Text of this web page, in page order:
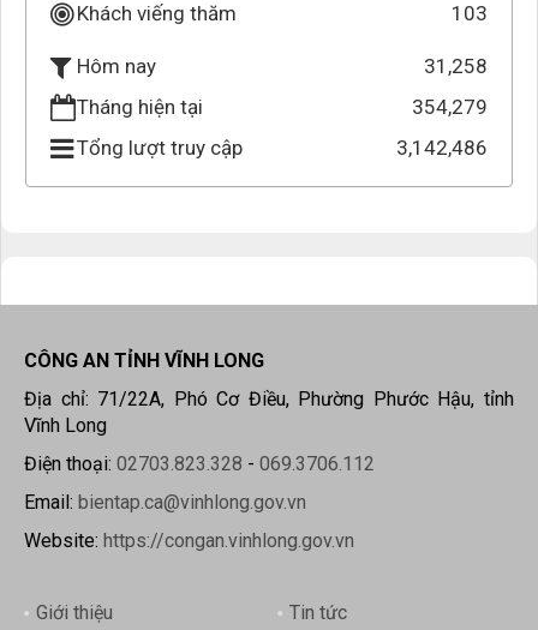
Khách viếng thăm
103
Hôm nay
31,258
Tháng hiện tại
354,279
Tổng lượt truy cập
3,142,486
CÔNG AN TỈNH VĨNH LONG
Địa chỉ: 71/22A, Phó Cơ Điều, Phường Phước Hậu, tỉnh
Vĩnh Long
Điện thoại: 02703.823.328 - 069.3706.112
Email: bientap.ca@vinhlong.gov.vn
Website: https://congan.vinhlong.gov.vn
Giới thiệu Tin tức